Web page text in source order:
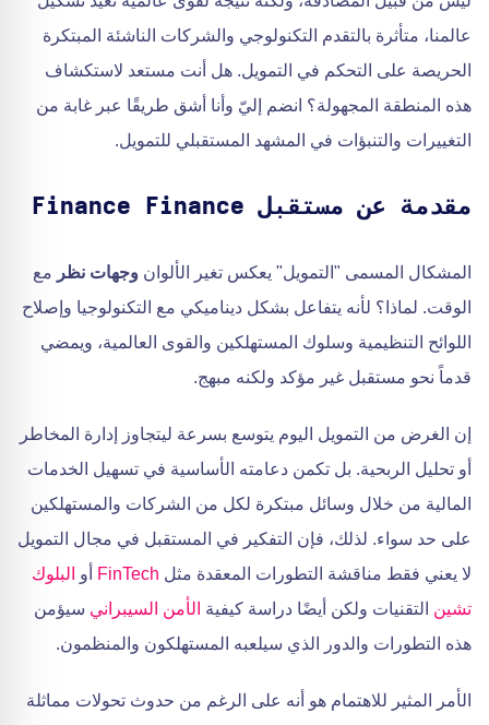
عالمنا، متأثرة بالتقدم التكنولوجي والشركات الناشئة المبتكرة
الحريصة على التحكم في التمويل. هل أنت مستعد لاستكشاف
هذه المنطقة المجهولة؟ انضم إليّ وأنا أشق طريقًا عبر غابة من
التغييرات والتنبؤات في المشهد المستقبلي للتمويل.
مقدمة عن مستقبل Finance Finance
المشكال المسمى "التمويل" يعكس تغير الألوان وجهات نظر مع
الوقت. لماذا؟ لأنه يتفاعل بشكل ديناميكي مع التكنولوجيا وإصلاح
اللوائح التنظيمية وسلوك المستهلكين والقوى العالمية، ويمضي
قدماً نحو مستقبل غير مؤكد ولكنه مبهج.
إن الغرض من التمويل اليوم يتوسع بسرعة ليتجاوز إدارة المخاطر
أو تحليل الربحية. بل تكمن دعامته الأساسية في تسهيل الخدمات
المالية من خلال وسائل مبتكرة لكل من الشركات والمستهلكين
على حد سواء. لذلك، فإن التفكير في المستقبل في مجال التمويل
لا يعني فقط مناقشة التطورات المعقدة مثل FinTech أو البلوك
تشين التقنيات ولكن أيضًا دراسة كيفية الأمن السيبراني سيؤمن
هذه التطورات والدور الذي سيلعبه المستهلكون والمنظمون.
الأمر المثير للاهتمام هو أنه على الرغم من حدوث تحولات مماثلة